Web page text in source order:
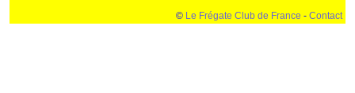
© Le Frégate Club de France - Contact